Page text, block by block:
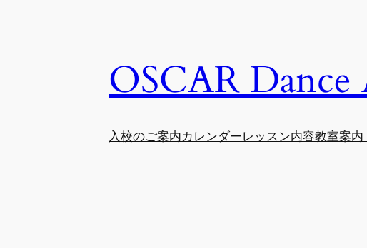
OSCAR Dance
入校のご案内カレンダーレッスン内容教室案内